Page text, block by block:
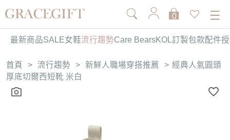
0
最新商品SALE女鞋流行趨勢Care BearsKOL訂製包款配件
首頁 > 流行趨勢 > 新鮮人職場穿搭推薦 > 經典人氣圓頭
厚底切爾西短靴 米白